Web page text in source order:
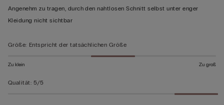
von
5
Angenehm zu tragen, durch den nahtlosen Schnitt selbst unter enger
Kleidung nicht sichtbar
Größe: Entspricht der tatsächlichen Größe
Zu klein Zu groß
Qualität: 5/5